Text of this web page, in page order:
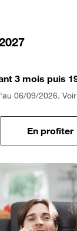
3 mois puis
06/09/2026.
En profiter